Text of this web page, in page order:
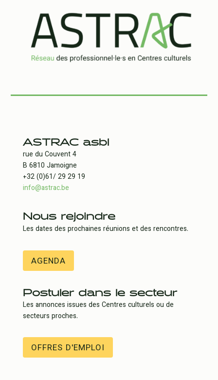
ASTRAC asbl
rue du Couvent 4
B 6810 Jamoigne
+32 (0)61/ 29 29 19
info@astrac.be
Nous rejoindre
Les dates des prochaines réunions et des rencontres.
AGENDA
Postuler dans le secteur
Les annonces issues des Centres culturels ou de
secteurs proches.
OFFRES D'EMPLOI